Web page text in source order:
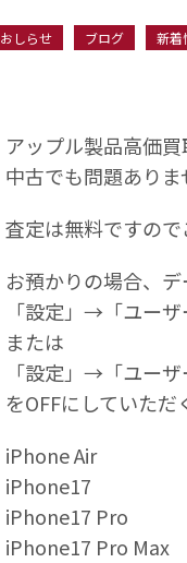
おしらせ ブログ 新着
アップル製品高価買
中古でも問題ありま
査定は無料ですので
お預かりの場合、
「設定」→「ユー
または
「設定」→「ユー
をOFFにしていただ
iPhone Air
iPhone17
iPhone17 Pro
iPhone17 Pro Max